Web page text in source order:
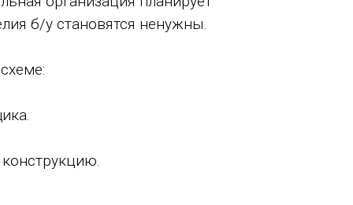
б/у становятся ненужны.